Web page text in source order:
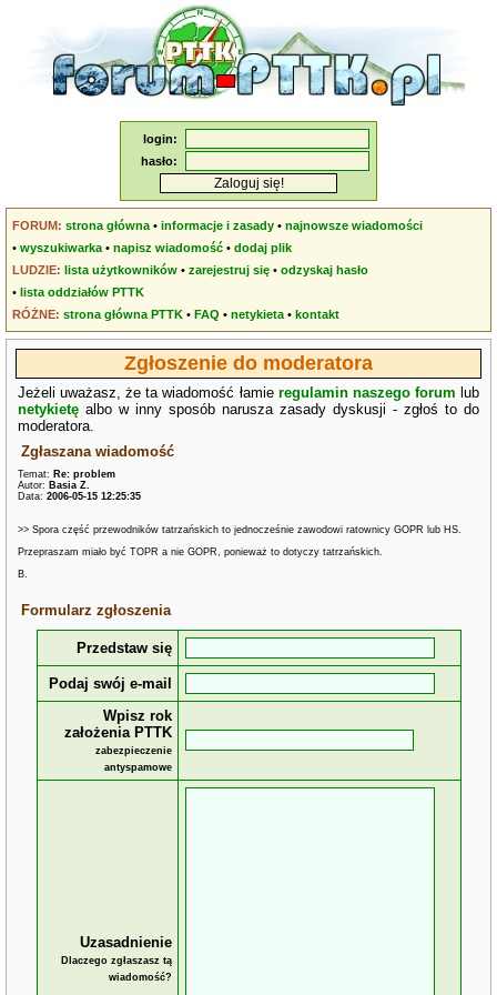
login:
hasło:
FORUM: strona główna •informacje i zasady •najnowsze wiadomości
•wyszukiwarka •napisz wiadomość •dodaj plik
LUDZIE: lista użytkowników •zarejestruj się •odzyskaj hasło
•lista oddziałów PTTK
RÓŻNE: strona główna PTTK •FAQ •netykieta •kontakt
Zgłoszenie do moderatora
Jeżeli uważasz, że ta wiadomość łamie regulamin naszego forum lub
netykietę albo w inny sposób narusza zasady dyskusji - zgłoś to do
moderatora.
Zgłaszana wiadomość
Temat: Re: problem
Autor: Basia Z.
Data:2006-05-15 12:25:35
>> Spora część przewodników tatrzańskich to jednocześnie zawodowi ratownicy GOPR lub HS.
Przepraszam miało być TOPR a nie GOPR, ponieważ to dotyczy tatrzańskich.
B.
Formularz zgłoszenia
Przedstaw się
Podaj swój e-mail
Wpisz rok
założenia PTTK
zabezpieczenie
antyspamowe
Uzasadnienie
Dlaczego zgłaszasz tą
wiadomość?